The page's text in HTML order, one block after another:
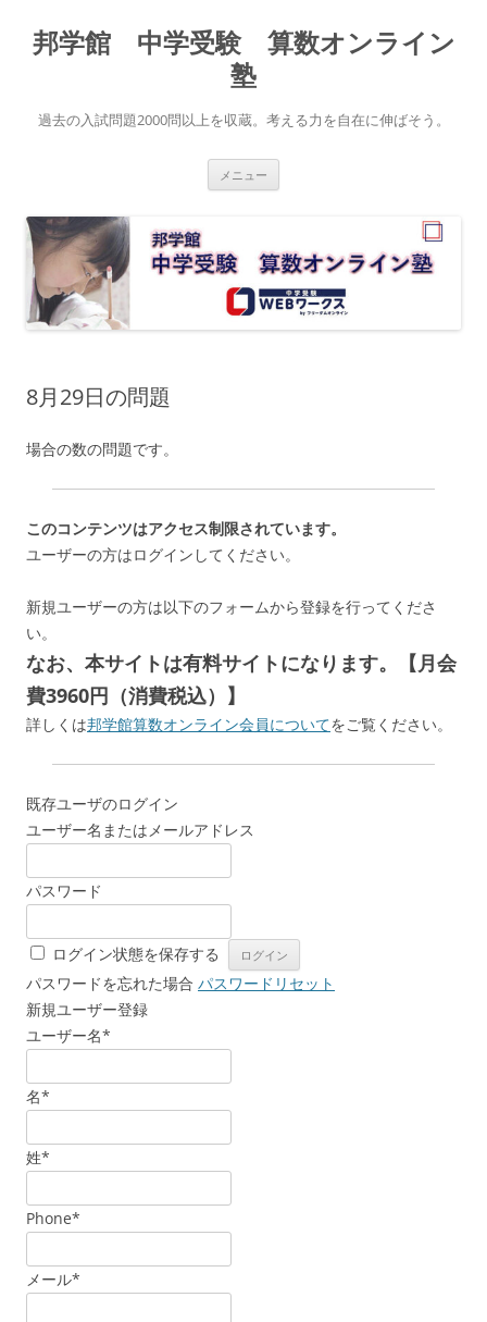
テ
ン
キ
ッ
邦学館 中学受験 算数オンライン
塾
過去の入試問題2000問以上を収蔵。考える力を自在に伸ばそう。
メニュー
8月29日の問題
場合の数の問題です。
このコンテンツはアクセス制限されています。
ユーザーの方はログインしてください。
新規ユーザーの方は以下のフォームから登録を行ってくださ
い。
なお、本サイトは有料サイトになります。【月会
費3960円（消費税込）】
詳しくは邦学館算数オンライン会員についてをご覧ください。
既存ユーザのログイン
ユーザー名またはメールアドレス
パスワード
ログイン状態を保存する
パスワードを忘れた場合 パスワードリセット
新規ユーザー登録
ユーザー名*
名*
姓*
Phone*
メール*